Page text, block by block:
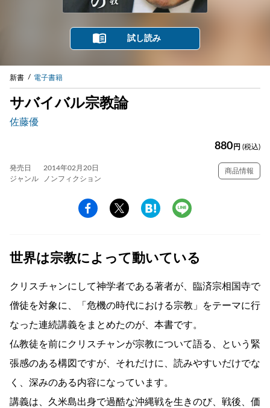
試し読み
新書 電子書籍
サバイバル宗教論
佐藤優
880 円 (税込)
発売日
2014年02月20日
ジャンル
ノンフィクション
商品情報
世界は宗教によって動いている
クリスチャンにして神学者である著者が、臨済宗相国寺で
僧徒を対象に、「危機の時代における宗教」をテーマに行
なった連続講義をまとめたのが、本書です。
仏教徒を前にクリスチャンが宗教について語る、という緊
張感のある構図ですが、それだけに、読みやすいだけでな
く、深みのある内容になっています。
講義は、久米島出身で過酷な沖縄戦を生きのび、戦後、価